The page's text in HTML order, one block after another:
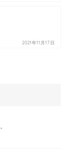
2021年11月17日